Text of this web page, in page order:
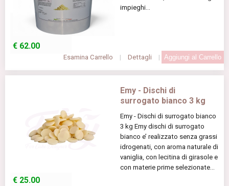
impieghi...
€ 62.00
Esamina Carrello | Dettagli |
Emy - Dischi di
surrogato bianco 3 kg
Emy - Dischi di surrogato bianco
3 kg Emy dischi di surrogato
bianco e’ realizzato senza grassi
idrogenati, con aroma naturale di
vaniglia, con lecitina di girasole e
con materie prime selezionate...
€ 25.00